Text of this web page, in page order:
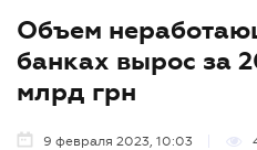
Объем
банках вырос за
млрд грн
9 февраля 2023, 10:03